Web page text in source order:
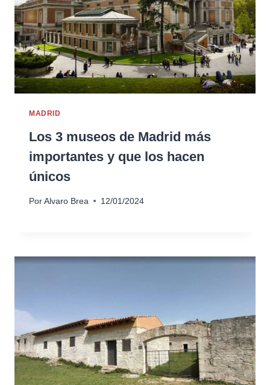
MADRID
Los 3 museos de Madrid más
importantes y que los hacen
únicos
Por Alvaro Brea 12/01/2024